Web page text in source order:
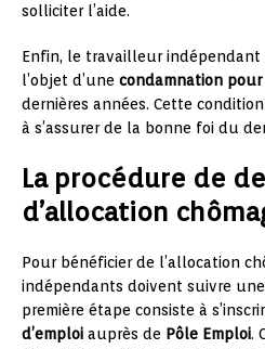
solliciter l’aide.
Enfin, le travailleur indépendant
l’objet d’une condamnation
dernières années. Cette
à s’assurer de la bonne foi du
La procédure de
d’allocation
Pour bénéficier de l’allocation
indépendants doivent suivre
première étape consiste à
d’emploi auprès de Pôle Emploi.